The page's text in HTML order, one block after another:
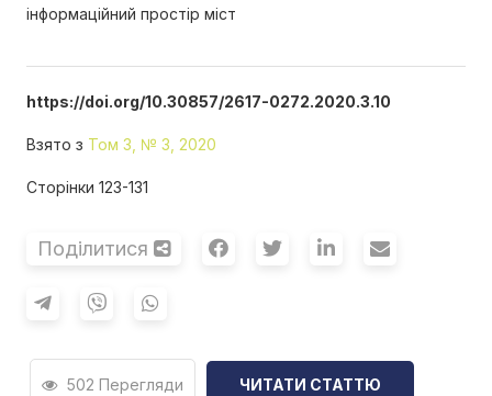
інформаційний простір міст
https://doi.org/10.30857/2617-0272.2020.3.10
Взято з Том 3, № 3, 2020
Сторінки 123-131
Поділитися
502 Перегляди ЧИТАТИ СТАТТЮ